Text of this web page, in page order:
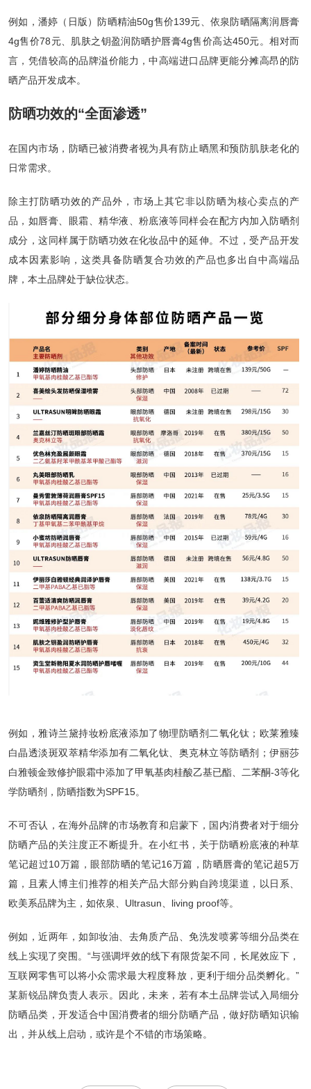
例如，潘婷（日版）防晒精油50g售价139元、依泉防晒隔离润唇膏
4g售价78元、肌肤之钥盈润防晒护唇膏4g售价高达450元。相对而
言，凭借较高的品牌溢价能力，中高端进口品牌更能分摊高昂的防
晒产品开发成本。
防晒功效的“全面渗透”
在国内市场，防晒已被消费者视为具有防止晒黑和预防肌肤老化的
日常需求。
除主打防晒功效的产品外，市场上其它非以防晒为核心卖点的产
品，如唇膏、眼霜、精华液、粉底液等同样会在配方内加入防晒剂
成分，这同样属于防晒功效在化妆品中的延伸。不过，受产品开发
成本因素影响，这类具备防晒复合功效的产品也多出自中高端品
牌，本土品牌处于缺位状态。
例如，雅诗兰黛持妆粉底液添加了物理防晒剂二氧化钛；欧莱雅臻
白晶透淡斑双萃精华添加有二氧化钛、奥克林立等防晒剂；伊丽莎
白雅顿金致修护眼霜中添加了甲氧基肉桂酸乙基已酯、二苯酮-3等化
学防晒剂，防晒指数为SPF15。
不可否认，在海外品牌的市场教育和启蒙下，国内消费者对于细分
防晒产品的关注度正不断提升。在小红书，关于防晒粉底液的种草
笔记超过10万篇，眼部防晒的笔记16万篇，防晒唇膏的笔记超5万
篇，且素人博主们推荐的相关产品大部分购自跨境渠道，以日系、
欧美系品牌为主，如依泉、Ultrasun、living proof等。
例如，近两年，如卸妆油、去角质产品、免洗发喷雾等细分品类在
线上实现了突围。“与强调坪效的线下有限货架不同，长尾效应下，
互联网零售可以将小众需求最大程度释放，更利于细分品类孵化。”
某新锐品牌负责人表示。因此，未来，若有本土品牌尝试入局细分
防晒品类，开发适合中国消费者的细分防晒产品，做好防晒知识输
出，并从线上启动，或许是个不错的市场策略。